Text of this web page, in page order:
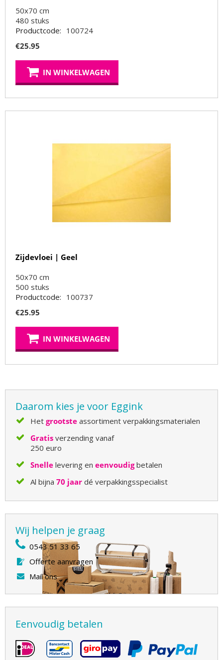
50x70 cm
480 stuks
Productcode: 100724
€25.95
IN WINKELWAGEN
Zijdevloei | Geel
50x70 cm
500 stuks
Productcode: 100737
€25.95
IN WINKELWAGEN
Daarom kies je voor Eggink
Het grootste assortiment verpakkingsmaterialen
Gratis verzending vanaf
250 euro
Snelle levering en eenvoudigbetalen
Al bijna 70 jaar dé verpakkingsspecialist
Wij helpen je graag
0543 51 33 65
Offerte aanvragen
Mail ons
Eenvoudig betalen